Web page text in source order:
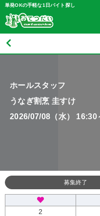
単発OKの手軽な1日バイト探し
ホールスタッフ
うなぎ割烹 圭すけ
2026/07/08（水） 16:30
募集終了
2